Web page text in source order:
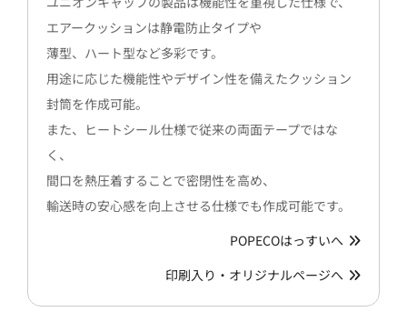
エアークッションは静電防止タイプや
薄型、ハート型など多彩です。
用途に応じた機能性やデザイン性を備えたクッション
封筒を作成可能。
また、ヒートシール仕様で従来の両面テープではな
く、
間口を熱圧着することで密閉性を高め、
輸送時の安心感を向上させる仕様でも作成可能です。
POPECOはっすいへ
印刷入り・オリジナルページへ